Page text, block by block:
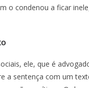
o condenou a ficar
ele, que é
a sentença com um